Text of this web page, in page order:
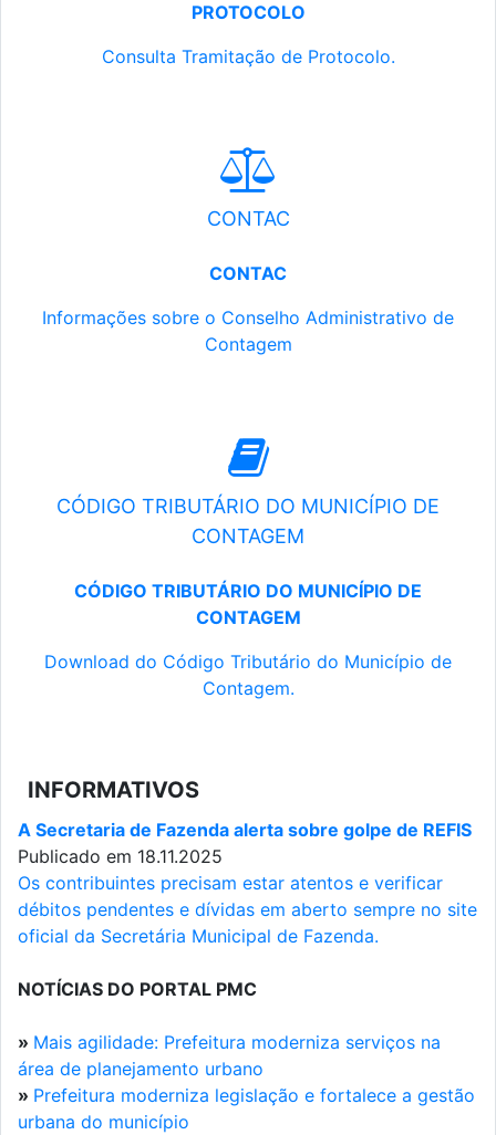
PROTOCOLO
Consulta Tramitação de Protocolo.
CONTAC
CONTAC
Informações sobre o Conselho Administrativo de
Contagem
CÓDIGO TRIBUTÁRIO DO MUNICÍPIO DE
CONTAGEM
CÓDIGO TRIBUTÁRIO DO MUNICÍPIO DE
CONTAGEM
Download do Código Tributário do Município de
Contagem.
INFORMATIVOS
A Secretaria de Fazenda alerta sobre golpe de REFIS
Publicado em 18.11.2025
Os contribuintes precisam estar atentos e verificar
débitos pendentes e dívidas em aberto sempre no site
oficial da Secretária Municipal de Fazenda.
NOTÍCIAS DO PORTAL PMC
» Mais agilidade: Prefeitura moderniza serviços na
área de planejamento urbano
» Prefeitura moderniza legislação e fortalece a gestão
urbana do município